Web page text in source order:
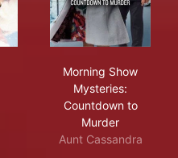
Morning Show
Mysteries:
Countdown to
Murder
Aunt Cassandra